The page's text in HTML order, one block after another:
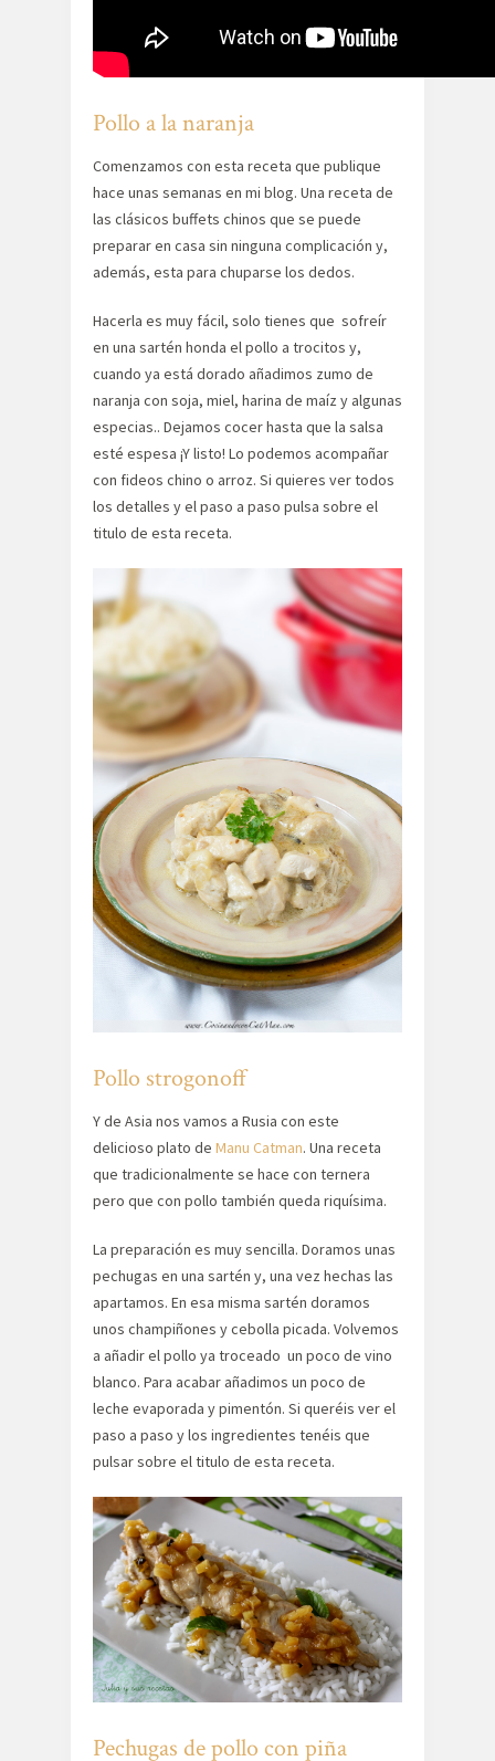
Pollo a la naranja
Comenzamos con esta receta que publique
hace unas semanas en mi blog. Una receta de
las clásicos buffets chinos que se puede
preparar en casa sin ninguna complicación y,
además, esta para chuparse los dedos.
Hacerla es muy fácil, solo tienes que sofreír
en una sartén honda el pollo a trocitos y,
cuando ya está dorado añadimos zumo de
naranja con soja, miel, harina de maíz y algunas
especias.. Dejamos cocer hasta que la salsa
esté espesa ¡Y listo! Lo podemos acompañar
con fideos chino o arroz. Si quieres ver todos
los detalles y el paso a paso pulsa sobre el
titulo de esta receta.
Pollo strogonoff
Y de Asia nos vamos a Rusia con este
delicioso plato de Manu Catman. Una receta
que tradicionalmente se hace con ternera
pero que con pollo también queda riquísima.
La preparación es muy sencilla. Doramos unas
pechugas en una sartén y, una vez hechas las
apartamos. En esa misma sartén doramos
unos champiñones y cebolla picada. Volvemos
a añadir el pollo ya troceado un poco de vino
blanco. Para acabar añadimos un poco de
leche evaporada y pimentón. Si queréis ver el
paso a paso y los ingredientes tenéis que
pulsar sobre el titulo de esta receta.
Pechugas de pollo con piña